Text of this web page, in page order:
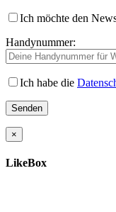
Ich möchte den
Handynummer:
Ich habe die
×
LikeBox